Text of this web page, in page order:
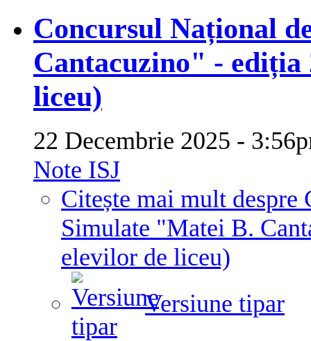
Concursul Național
Cantacuzino" - ediția
liceu)
22 Decembrie 2025 -
Note ISJ
Citește mai mult despre
Simulate "Matei B.
elevilor de liceu)
Versiune tipar